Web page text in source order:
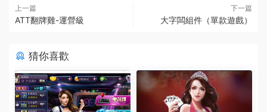
上一篇
ATT翻牌雞-運營級
下一篇
大字闆組件（單款遊戲）
猜你喜歡